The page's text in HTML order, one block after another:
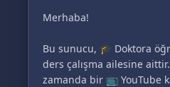
Merhaba!
Bu sunucu, 🎓 Doktora
ders çalışma ailesine
zamanda bir 📺 YouTube